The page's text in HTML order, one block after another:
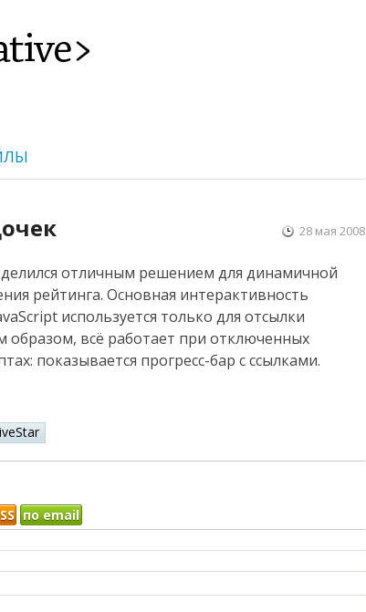
28 мая 2008
отличным решением для динамичной
рейтинга. Основная интерактивность
используется только для отсылки
образом, всё работает при отключенных
показывается прогресс-бар с ссылками.
по email